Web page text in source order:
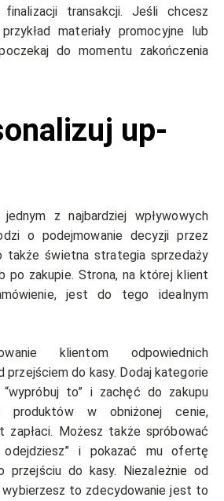
transakcji. Jeśli chcesz
materiały promocyjne lub
do momentu zakończenia
up-
z najbardziej wpływowych
o podejmowanie decyzji przez
także świetna strategia sprzedaży
po zakupie. Strona, na której klient
jest do tego idealnym
klientom odpowiednich
do kasy. Dodaj kategorie
to” i zachęć do zakupu
produktów w obniżonej cenie,
zapłaci. Możesz także spróbować
odejdziesz” i pokazać mu ofertę
przejściu do kasy. Niezależnie od
to zdecydowanie jest to